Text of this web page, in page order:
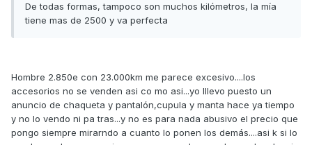
De todas formas, tampoco son muchos kilómetros, la mía
tiene mas de 2500 y va perfecta
Hombre 2.850e con 23.000km me parece excesivo....los
accesorios no se venden asi co mo asi...yo lllevo puesto un
anuncio de chaqueta y pantalón,cupula y manta hace ya tiempo
y no lo vendo ni pa tras...y no es para nada abusivo el precio que
pongo siempre mirarndo a cuanto lo ponen los demás....asi k si lo